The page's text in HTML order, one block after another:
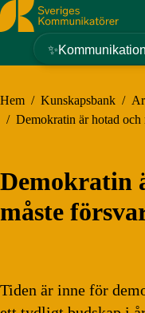
Sveriges Kommunikatörer
Hem / Kunskapsbank /
/ Demokratin är hotad och
Demokratin
måste
Tiden är inne för